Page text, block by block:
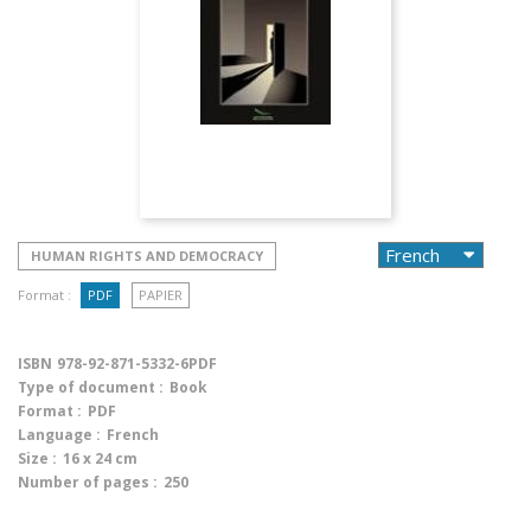
HUMAN RIGHTS AND DEMOCRACY
Format : PDF PAPIER
ISBN 978-92-871-5332-6PDF
Type of document : Book
Format : PDF
Language : French
Size : 16 x 24 cm
Number of pages : 250